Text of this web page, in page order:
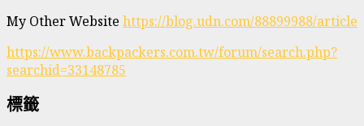
My Other Website https://blog.udn.com/88899988/article
https://www.backpackers.com.tw/forum/search.php?
searchid=33148785
標籤